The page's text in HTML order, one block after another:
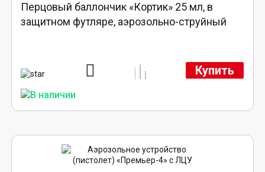
Перцовый баллончик «Кортик» 25 мл, в
защитном футляре, аэрозольно-струйный
Купить